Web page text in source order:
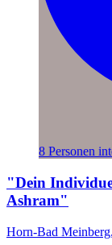
8 Personen
"Dein
Ashram"
Horn-Bad